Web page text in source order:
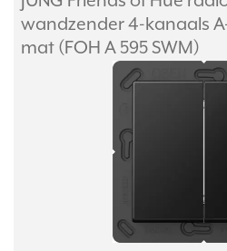
wandzender 4-kanaals
mat (FOH A 595 SWM)